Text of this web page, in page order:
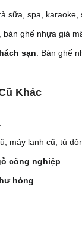
sữa, spa, karaoke,
bàn ghế nhựa giả
sạn: Bàn ghế
Khác
máy lạnh cũ, tủ
công nghiệp
hỏng